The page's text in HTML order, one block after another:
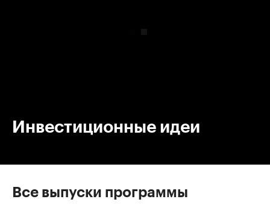
Инвестиционные идеи
Все выпуски программы